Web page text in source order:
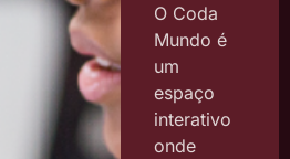
O Coda
Mundo é
um
espaço
interativo
onde